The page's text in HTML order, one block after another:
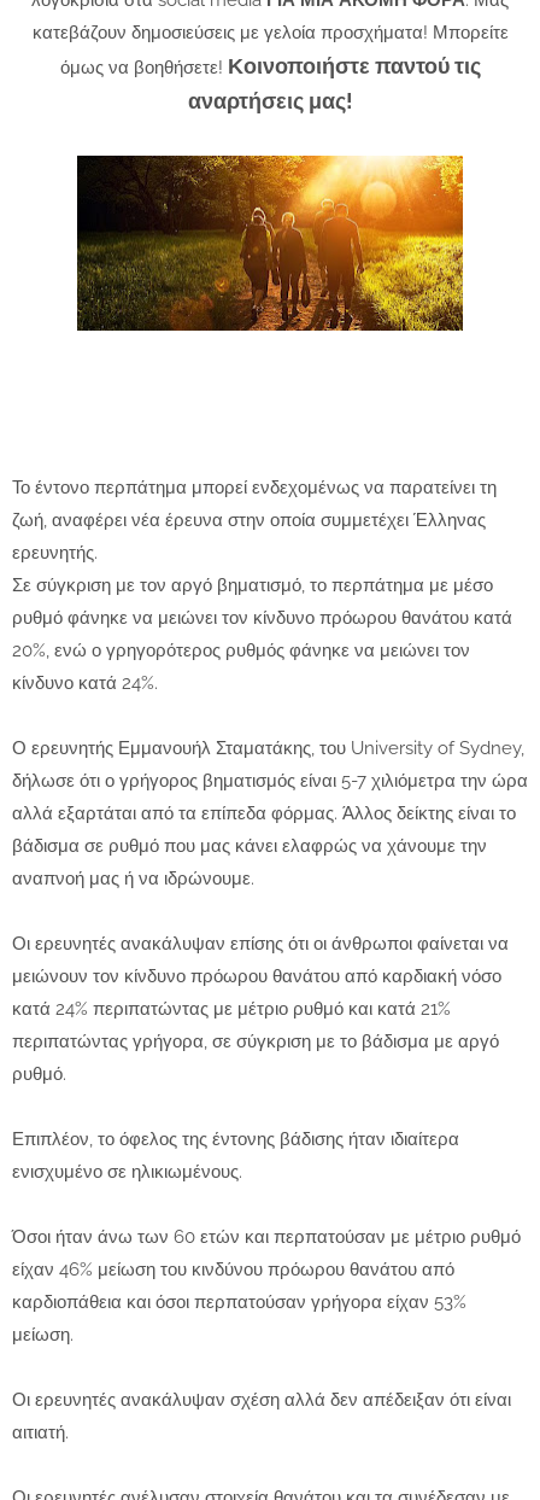
κατεβάζουν δημοσιεύσεις με γελοία προσχήματα! Μπορείτε
όμως να βοηθήσετε! Κοινοποιήστε παντού τις
αναρτήσεις μας!
Το έντονο περπάτημα μπορεί ενδεχομένως να παρατείνει τη
ζωή, αναφέρει νέα έρευνα στην οποία συμμετέχει Έλληνας
ερευνητής.
Σε σύγκριση με τον αργό βηματισμό, το περπάτημα με μέσο
ρυθμό φάνηκε να μειώνει τον κίνδυνο πρόωρου θανάτου κατά
20%, ενώ ο γρηγορότερος ρυθμός φάνηκε να μειώνει τον
κίνδυνο κατά 24%.
Ο ερευνητής Εμμανουήλ Σταματάκης, του University of Sydney,
δήλωσε ότι ο γρήγορος βηματισμός είναι 5-7 χιλιόμετρα την ώρα
αλλά εξαρτάται από τα επίπεδα φόρμας. Άλλος δείκτης είναι το
βάδισμα σε ρυθμό που μας κάνει ελαφρώς να χάνουμε την
αναπνοή μας ή να ιδρώνουμε.
Οι ερευνητές ανακάλυψαν επίσης ότι οι άνθρωποι φαίνεται να
μειώνουν τον κίνδυνο πρόωρου θανάτου από καρδιακή νόσο
κατά 24% περιπατώντας με μέτριο ρυθμό και κατά 21%
περιπατώντας γρήγορα, σε σύγκριση με το βάδισμα με αργό
ρυθμό.
Επιπλέον, το όφελος της έντονης βάδισης ήταν ιδιαίτερα
ενισχυμένο σε ηλικιωμένους.
Όσοι ήταν άνω των 60 ετών και περπατούσαν με μέτριο ρυθμό
είχαν 46% μείωση του κινδύνου πρόωρου θανάτου από
καρδιοπάθεια και όσοι περπατούσαν γρήγορα είχαν 53%
μείωση.
Οι ερευνητές ανακάλυψαν σχέση αλλά δεν απέδειξαν ότι είναι
αιτιατή.